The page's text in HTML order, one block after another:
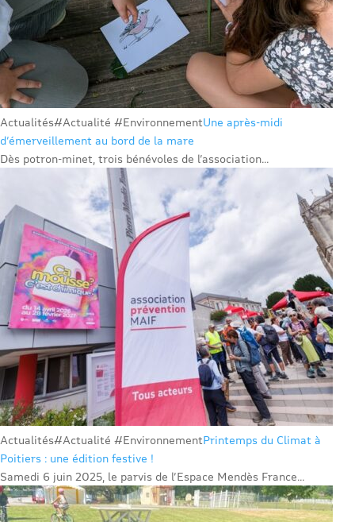
Actualités#Actualité #EnvironnementUne après-midi
d’émerveillement au bord de la mare
Dès potron-minet, trois bénévoles de l’association...
Actualités#Actualité #EnvironnementPrintemps du Climat à
Poitiers : une édition festive !
Samedi 6 juin 2025, le parvis de l’Espace Mendès France...